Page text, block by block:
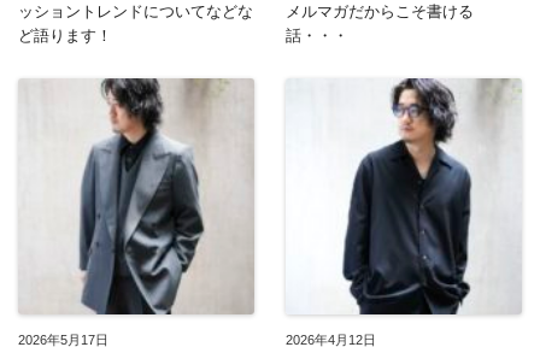
ッショントレンドについてなどな
ど語ります！
メルマガだからこそ書ける
話・・・
2026年5月17日 2026年4月12日